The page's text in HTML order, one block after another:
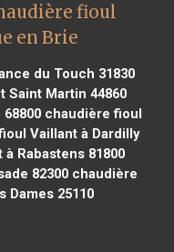
fioul
en Brie
du Touch 31830
Saint Martin 44860
chaudière fioul
Vaillant à Dardilly
Rabastens 81800
82300chaudière
Dames 25110